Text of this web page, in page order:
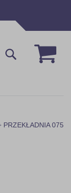
Mój
Szukaj
075